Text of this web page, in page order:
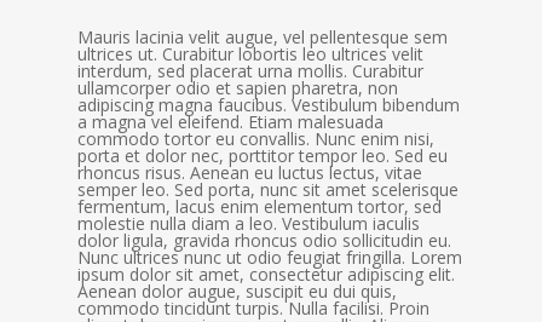
Mauris lacinia velit augue, vel pellentesque sem
ultrices ut. Curabitur lobortis leo ultrices velit
interdum, sed placerat urna mollis. Curabitur
ullamcorper odio et sapien pharetra, non
adipiscing magna faucibus. Vestibulum bibendum
a magna vel eleifend. Etiam malesuada
commodo tortor eu convallis. Nunc enim nisi,
porta et dolor nec, porttitor tempor leo. Sed eu
rhoncus risus. Aenean eu luctus lectus, vitae
semper leo. Sed porta, nunc sit amet scelerisque
fermentum, lacus enim elementum tortor, sed
molestie nulla diam a leo. Vestibulum iaculis
dolor ligula, gravida rhoncus odio sollicitudin eu.
Nunc ultrices nunc ut odio feugiat fringilla. Lorem
ipsum dolor sit amet, consectetur adipiscing elit.
Aenean dolor augue, suscipit eu dui quis,
commodo tincidunt turpis. Nulla facilisi. Proin